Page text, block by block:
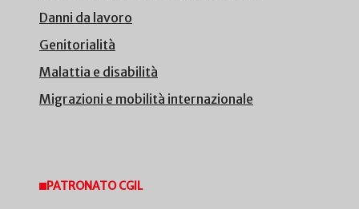
Danni da lavoro
Genitorialità
Malattia e disabilità
Migrazioni e mobilità internazionale
PATRONATO CGIL